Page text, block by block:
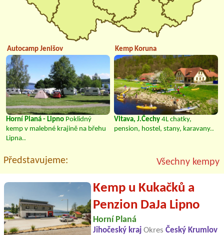
Autocamp Jenišov
Horní Planá - Lipno Poklidný
kemp v malebné krajině na břehu
Lipna..
Kemp Koruna
Vltava, J.Čechy 4L chatky,
pension, hostel, stany, karavany..
Představujeme: Všechny kempy
Kemp u Kukačků a
Penzion DaJa Lipno
Horní Planá
Jihočeský kraj Okres Český Krumlov